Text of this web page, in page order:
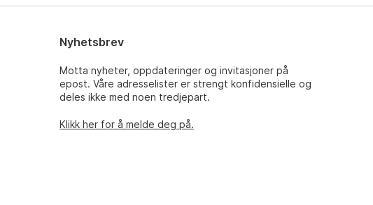
Nyhetsbrev
Motta nyheter, oppdateringer og invitasjoner på
epost. Våre adresselister er strengt konfidensielle og
deles ikke med noen tredjepart.
Klikk her for å melde deg på.